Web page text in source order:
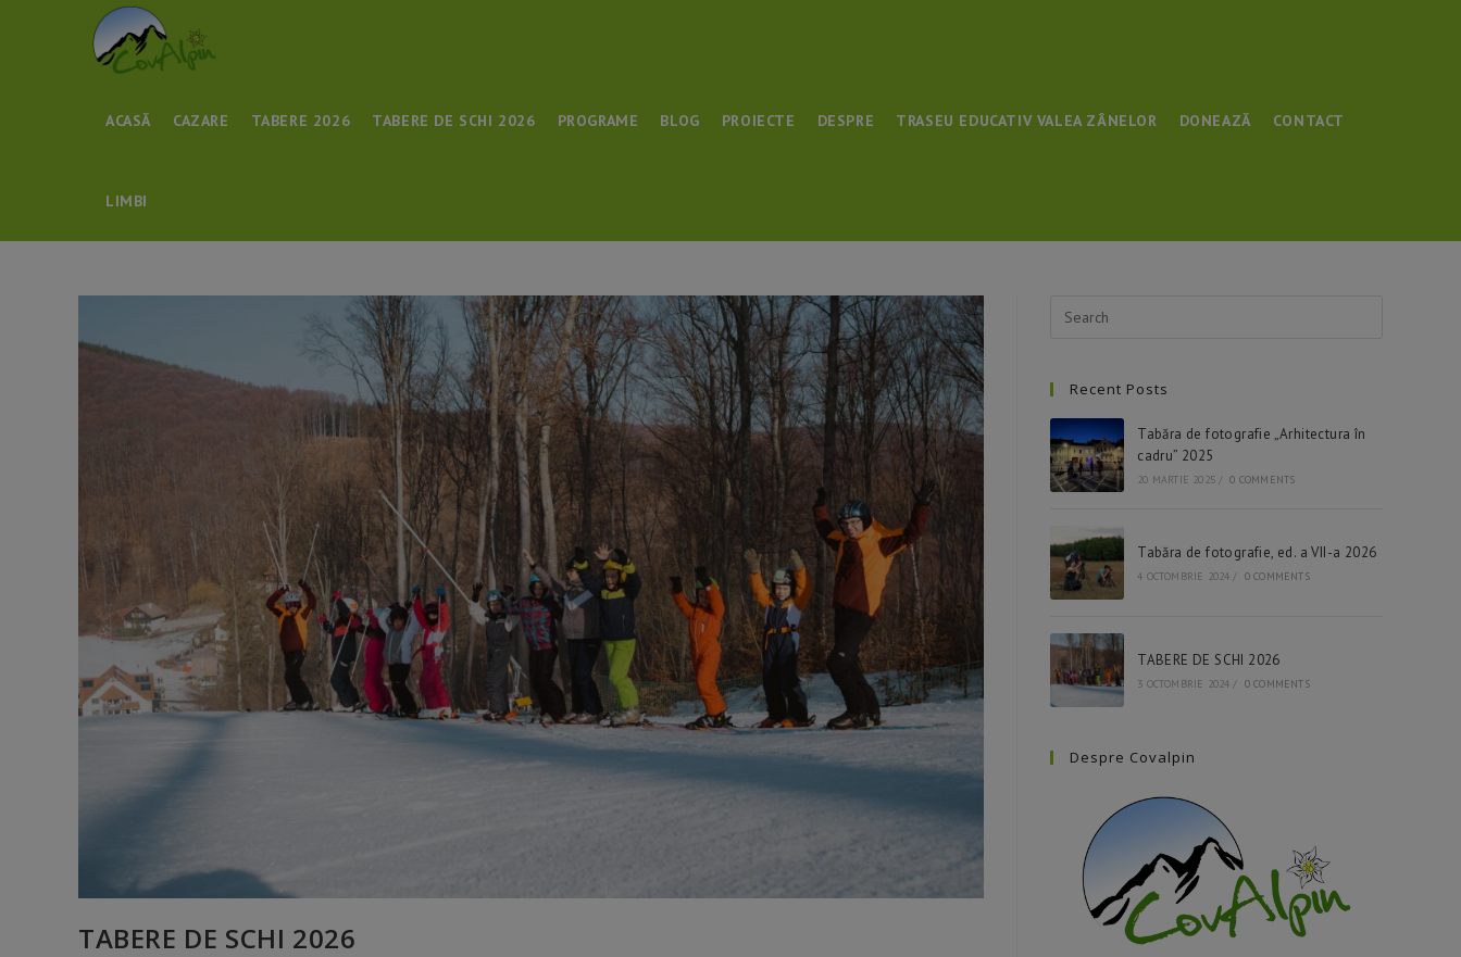
ACASĂ CAZARE TABERE 2026 TABERE DE SCHI 2026 PROGRAME BLOG PROIECTE DESPRE TRASEU EDUCATIV VALEA ZÂNELOR DONEAZĂ CONTACT
LIMBI
TABERE DE SCHI 2026
Recent Posts
Tabăra de fotografie „Arhitectura în
cadru” 2025
20 MARTIE 2025 / 0 COMMENTS
Tabăra de fotografie, ed. a VII-a 2026
4 OCTOMBRIE 2024 / 0 COMMENTS
TABERE DE SCHI 2026
3 OCTOMBRIE 2024 / 0 COMMENTS
Despre Covalpin